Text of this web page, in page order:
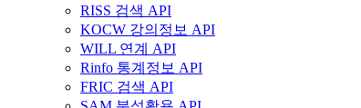
RISS 검색 API
KOCW 강의정보 API
WILL 연계 API
Rinfo 통계정보 API
FRIC 검색 API